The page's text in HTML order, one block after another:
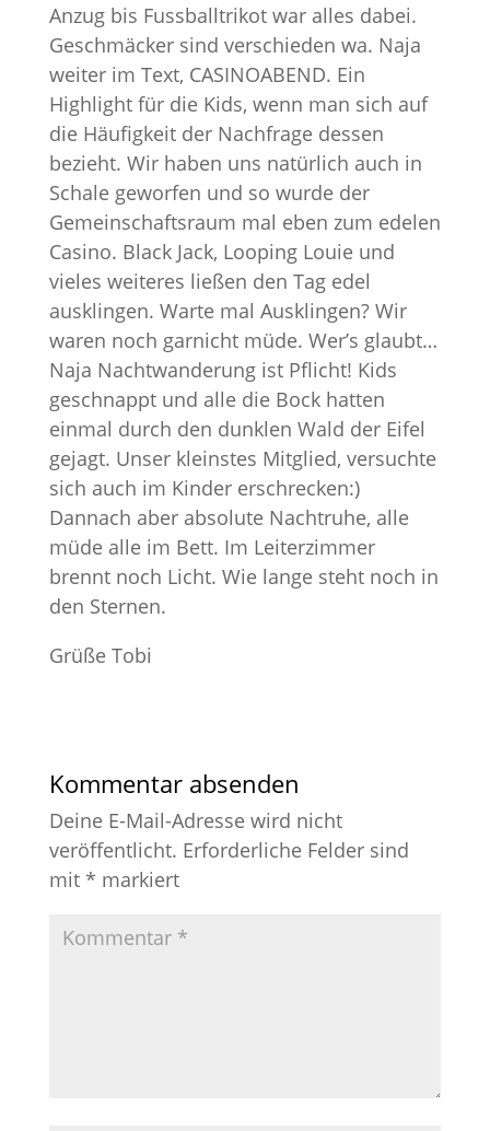
Anzug bis Fussballtrikot war alles dabei.
Geschmäcker sind verschieden wa. Naja
weiter im Text, CASINOABEND. Ein
Highlight für die Kids, wenn man sich auf
die Häufigkeit der Nachfrage dessen
bezieht. Wir haben uns natürlich auch in
Schale geworfen und so wurde der
Gemeinschaftsraum mal eben zum edelen
Casino. Black Jack, Looping Louie und
vieles weiteres ließen den Tag edel
ausklingen. Warte mal Ausklingen? Wir
waren noch garnicht müde. Wer’s glaubt…
Naja Nachtwanderung ist Pflicht! Kids
geschnappt und alle die Bock hatten
einmal durch den dunklen Wald der Eifel
gejagt. Unser kleinstes Mitglied, versuchte
sich auch im Kinder erschrecken:)
Dannach aber absolute Nachtruhe, alle
müde alle im Bett. Im Leiterzimmer
brennt noch Licht. Wie lange steht noch in
den Sternen.
Grüße Tobi
Kommentar absenden
Deine E-Mail-Adresse wird nicht
veröffentlicht. Erforderliche Felder sind
mit * markiert